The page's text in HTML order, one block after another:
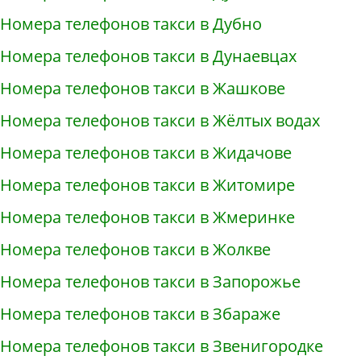
Номера телефонов такси в Дубно
Номера телефонов такси в Дунаевцах
Номера телефонов такси в Жашкове
Номера телефонов такси в Жёлтых водах
Номера телефонов такси в Жидачове
Номера телефонов такси в Житомире
Номера телефонов такси в Жмеринке
Номера телефонов такси в Жолкве
Номера телефонов такси в Запорожье
Номера телефонов такси в Збараже
Номера телефонов такси в Звенигородке